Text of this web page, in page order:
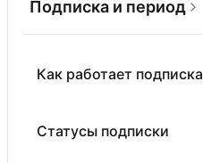
Подписка и период
Как работает подписка
Статусы подписки